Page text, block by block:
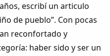
escribí un articulo
de pueblo”. Con pocas
reconfortado y
haber sido y ser un